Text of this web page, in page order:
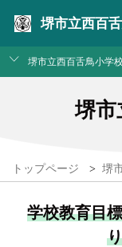
堺市立西百
堺市立西百舌鳥小学
堺市
トップページ > 堺
学校教育目